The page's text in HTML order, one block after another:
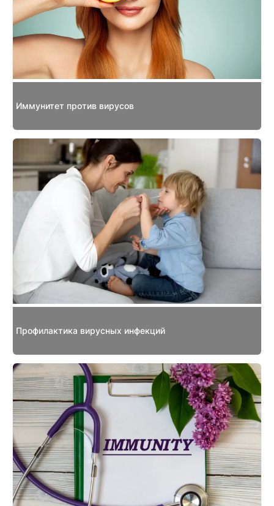
Иммунитет против вирусов
Профилактика вирусных инфекций